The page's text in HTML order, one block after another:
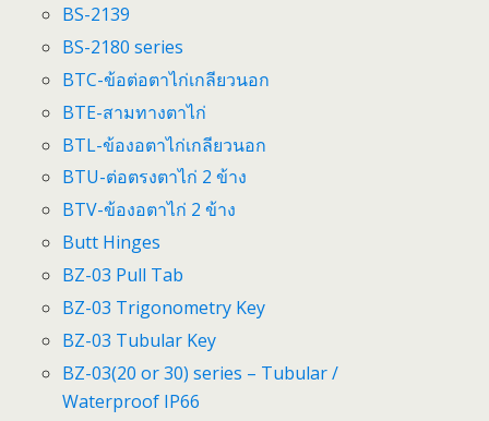
BS-2139
BS-2180 series
BTC-ข้อต่อตาไก่เกลียวนอก
BTE-สามทางตาไก่
BTL-ข้องอตาไก่เกลียวนอก
BTU-ต่อตรงตาไก่ 2 ข้าง
BTV-ข้องอตาไก่ 2 ข้าง
Butt Hinges
BZ-03 Pull Tab
BZ-03 Trigonometry Key
BZ-03 Tubular Key
BZ-03(20 or 30) series – Tubular /
Waterproof IP66